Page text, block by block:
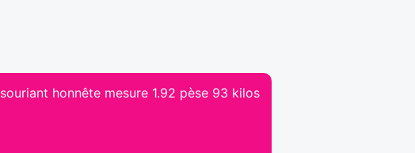
souriant honnête mesure 1.92 pèse 93 kilos